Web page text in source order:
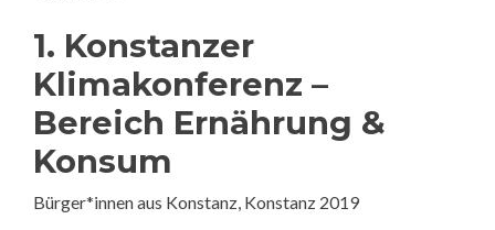
1. Konstanzer
Klimakonferenz –
Bereich Ernährung &
Konsum
Bürger*innen aus Konstanz, Konstanz 2019